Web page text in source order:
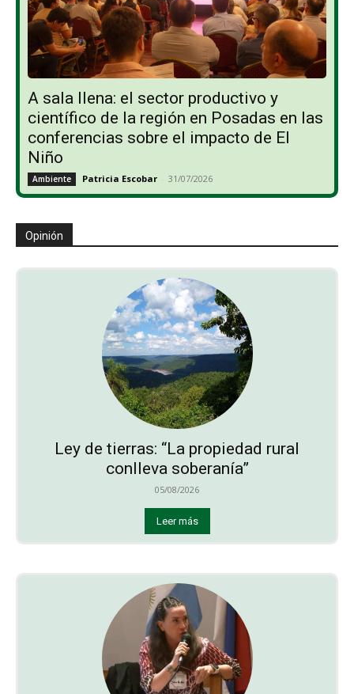
A sala llena: el sector productivo y
científico de la región en Posadas en las
conferencias sobre el impacto de El
Niño
Ambiente Patricia Escobar - 31/07/2026
Opinión
Ley de tierras: “La propiedad rural
conlleva soberanía”
05/08/2026
Leer más